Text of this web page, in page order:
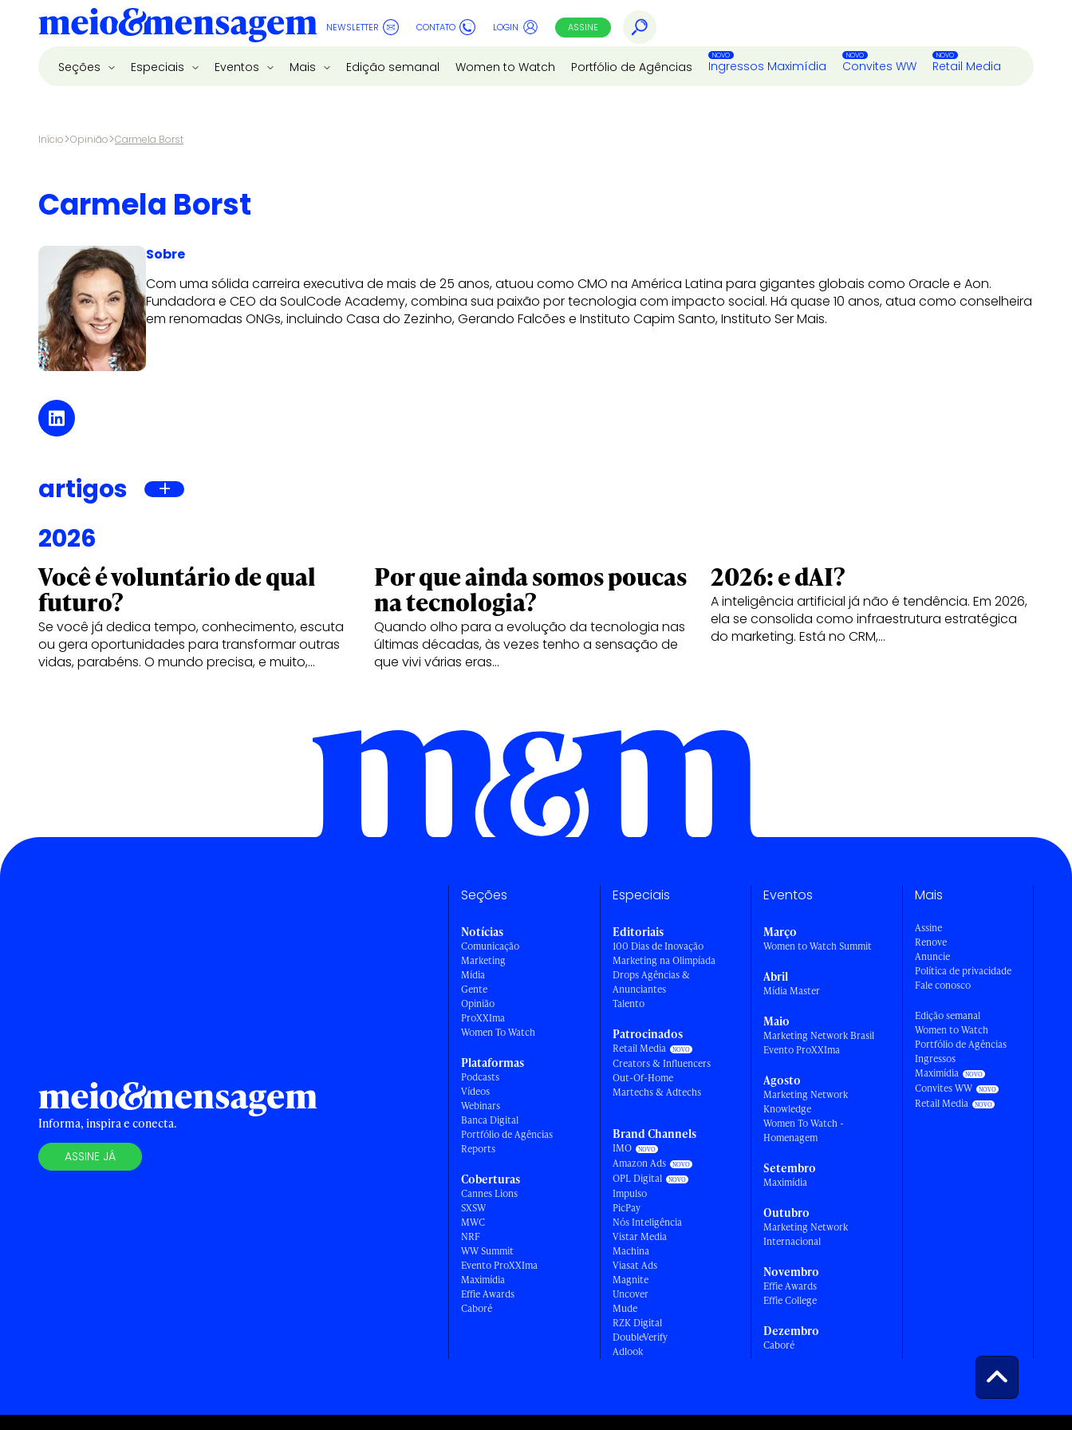
NEWSLETTER CONTATO LOGIN ASSINE
Seções Especiais Eventos Mais Edição semanal Women to Watch Portfólio de Agências Ingressos Maximídia Convites WW Retail Media
Início>Opinião>Carmela Borst
Carmela Borst
Sobre
Com uma sólida carreira executiva de mais de 25 anos, atuou como CMO na América Latina para gigantes globais como Oracle e Aon.
Fundadora e CEO da SoulCode Academy, combina sua paixão por tecnologia com impacto social. Há quase 10 anos, atua como conselheira
em renomadas ONGs, incluindo Casa do Zezinho, Gerando Falcões e Instituto Capim Santo, Instituto Ser Mais.
artigos
2026
Você é voluntário de qual
futuro?
Se você já dedica tempo, conhecimento, escuta
ou gera oportunidades para transformar outras
vidas, parabéns. O mundo precisa, e muito,…
Por que ainda somos poucas
na tecnologia?
Quando olho para a evolução da tecnologia nas
últimas décadas, às vezes tenho a sensação de
que vivi várias eras…
2026: e dAI?
A inteligência artificial já não é tendência. Em 2026,
ela se consolida como infraestrutura estratégica
do marketing. Está no CRM,…
Informa, inspira e conecta.
ASSINE JÁ
Seções
Notícias
Comunicação
Marketing
Mídia
Gente
Opinião
ProXXIma
Women To Watch
Plataformas
Podcasts
Vídeos
Webinars
Banca Digital
Portfólio de Agências
Reports
Coberturas
Cannes Lions
SXSW
MWC
NRF
WW Summit
Evento ProXXIma
Maximídia
Effie Awards
Caboré
Especiais
Editoriais
100 Dias de Inovação
Marketing na Olimpíada
Drops Agências &
Anunciantes
Talento
Patrocinados
Retail Media
Creators & Influencers
Out-Of-Home
Martechs & Adtechs
Brand Channels
IMO
Amazon Ads
OPL Digital
Impulso
PicPay
Nós Inteligência
Vistar Media
Machina
Viasat Ads
Magnite
Uncover
Mude
RZK Digital
DoubleVerify
Adlook
Eventos
Março
Women to Watch Summit
Abril
Mídia Master
Maio
Marketing Network Brasil
Evento ProXXIma
Agosto
Marketing Network
Knowledge
Women To Watch -
Homenagem
Setembro
Maximídia
Outubro
Marketing Network
Internacional
Novembro
Effie Awards
Effie College
Dezembro
Caboré
Mais
Assine
Renove
Anuncie
Política de privacidade
Fale conosco
Edição semanal
Women to Watch
Portfólio de Agências
Ingressos
Maximídia
Convites WW
Retail Media